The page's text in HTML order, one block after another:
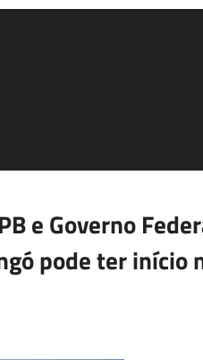
e Governo
pode ter início